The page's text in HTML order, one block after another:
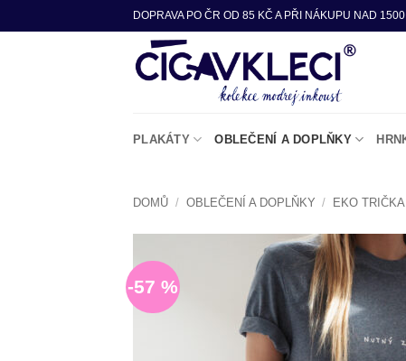
na
DOPRAVA PO ČR OD 85 KČ A PŘI NÁKUPU NAD
PLAKÁTY OBLEČENÍ A DOPLŇKY
DOMŮ / OBLEČENÍ A DOPLŇKY / EKO TRIČKA
-57 %